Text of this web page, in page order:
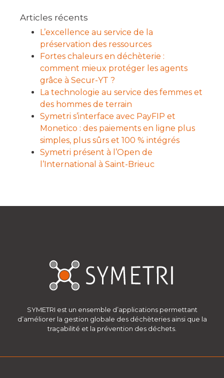
Articles récents
L’excellence au service de la
préservation des ressources
Fortes chaleurs en déchèterie :
comment mieux protéger les agents
grâce à Secur-YT ?
La technologie au service des femmes et
des hommes de terrain
Symetri s’interface avec PayFIP et
Monetico : des paiements en ligne plus
simples, plus sûrs et 100 % intégrés
Symetri présent à l’Open de
l’International à Saint-Brieuc
SYMETRI est un ensemble d’applications permettant
d’améliorer la gestion globale des déchèteries ainsi que la
traçabilité et la prévention des déchets.